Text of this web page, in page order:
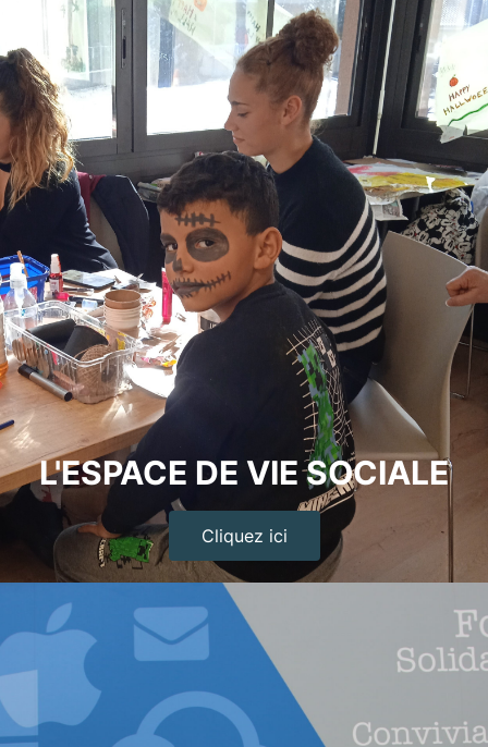
L'ESPACE DE VIE SOCIALE
Cliquez ici